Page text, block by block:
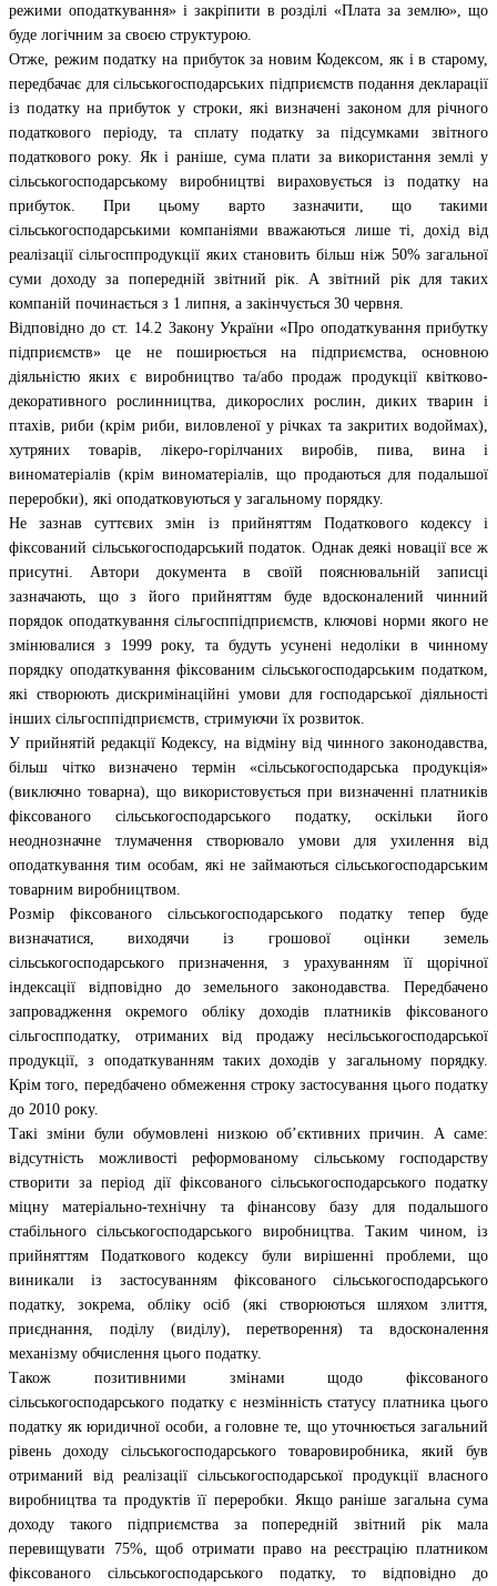
режими оподаткування» і закріпити в розділі «Плата за землю», що
буде логічним за своєю структурою.
Отже, режим податку на прибуток за новим Кодексом, як і в старому,
передбачає для сільськогосподарських підприємств подання декларації
із податку на прибуток у строки, які визначені законом для річного
податкового періоду, та сплату податку за підсумками звітного
податкового року. Як і раніше, сума плати за використання землі у
сільськогосподарському виробництві вираховується із податку на
прибуток. При цьому варто зазначити, що такими
сільськогосподарськими компаніями вважаються лише ті, дохід від
реалізації сільгосппродукції яких становить більш ніж 50% загальної
суми доходу за попередній звітний рік. А звітний рік для таких
компаній починається з 1 липня, а закінчується 30 червня.
Відповідно до ст. 14.2 Закону України «Про оподаткування прибутку
підприємств» це не поширюється на підприємства, основною
діяльністю яких є виробництво та/або продаж продукції квітково-
декоративного рослинництва, дикорослих рослин, диких тварин і
птахів, риби (крім риби, виловленої у річках та закритих водоймах),
хутряних товарів, лікеро-горілчаних виробів, пива, вина і
виноматеріалів (крім виноматеріалів, що продаються для подальшої
переробки), які оподатковуються у загальному порядку.
Не зазнав суттєвих змін із прийняттям Податкового кодексу і
фіксований сільськогосподарський податок. Однак деякі новації все ж
присутні. Автори документа в своїй пояснювальній записці
зазначають, що з його прийняттям буде вдосконалений чинний
порядок оподаткування сільгосппідприємств, ключові норми якого не
змінювалися з 1999 року, та будуть усунені недоліки в чинному
порядку оподаткування фіксованим сільськогосподарським податком,
які створюють дискримінаційні умови для господарської діяльності
інших сільгосппідприємств, стримуючи їх розвиток.
У прийнятій редакції Кодексу, на відміну від чинного законодавства,
більш чітко визначено термін «сільськогосподарська продукція»
(виключно товарна), що використовується при визначенні платників
фіксованого сільськогосподарського податку, оскільки його
неоднозначне тлумачення створювало умови для ухилення від
оподаткування тим особам, які не займаються сільськогосподарським
товарним виробництвом.
Розмір фіксованого сільськогосподарського податку тепер буде
визначатися, виходячи із грошової оцінки земель
сільськогосподарського призначення, з урахуванням її щорічної
індексації відповідно до земельного законодавства. Передбачено
запровадження окремого обліку доходів платників фіксованого
сільгоспподатку, отриманих від продажу несільськогосподарської
продукції, з оподаткуванням таких доходів у загальному порядку.
Крім того, передбачено обмеження строку застосування цього податку
до 2010 року.
Такі зміни були обумовлені низкою об’єктивних причин. А саме:
відсутність можливості реформованому сільському господарству
створити за період дії фіксованого сільськогосподарського податку
міцну матеріально-технічну та фінансову базу для подальшого
стабільного сільськогосподарського виробництва. Таким чином, із
прийняттям Податкового кодексу були вирішенні проблеми, що
виникали із застосуванням фіксованого сільськогосподарського
податку, зокрема, обліку осіб (які створюються шляхом злиття,
приєднання, поділу (виділу), перетворення) та вдосконалення
механізму обчислення цього податку.
Також позитивними змінами щодо фіксованого
сільськогосподарського податку є незмінність статусу платника цього
податку як юридичної особи, а головне те, що уточнюється загальний
рівень доходу сільськогосподарського товаровиробника, який був
отриманий від реалізації сільськогосподарської продукції власного
виробництва та продуктів її переробки. Якщо раніше загальна сума
доходу такого підприємства за попередній звітний рік мала
перевищувати 75%, щоб отримати право на реєстрацію платником
фіксованого сільськогосподарського податку, то відповідно до